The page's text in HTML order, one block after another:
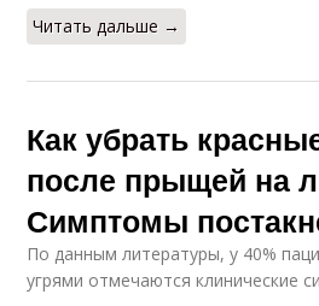
Читать дальше →
Как убрать
после прыщей на
Симптомы
По данным литературы, у 40%
угрями отмечаются клинические